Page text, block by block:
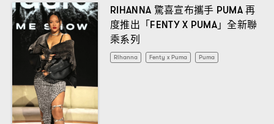
RIHANNA 驚喜宣布攜手 PUMA再
度推出「FENTY X PUMA」全新聯
乘系列
Rihanna Fenty x Puma Puma